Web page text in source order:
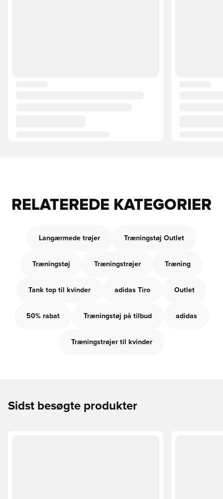
RELATEREDE KATEGORIER
Langærmede trøjer Træningstøj Outlet
Træningstøj Træningstrøjer Træning
Tank top til kvinder adidas Tiro Outlet
50% rabat Træningstøj på tilbud adidas
Træningstrøjer til kvinder
Sidst besøgte produkter